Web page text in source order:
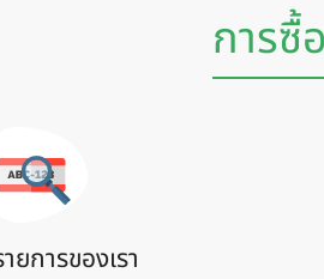
การซื้
ยการของเรา